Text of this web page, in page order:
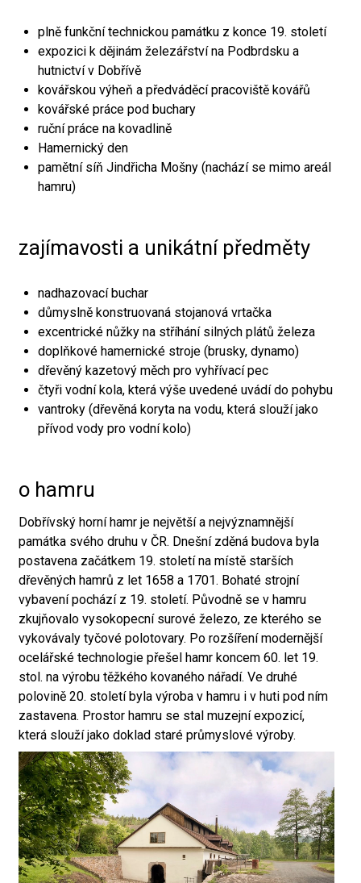
plně funkční technickou památku z konce 19. století
expozici k dějinám železářství na Podbrdsku a
hutnictví v Dobřívě
kovářskou výheň a předváděcí pracoviště kovářů
kovářské práce pod buchary
ruční práce na kovadlině
Hamernický den
pamětní síň Jindřicha Mošny (nachází se mimo areál
hamru)
zajímavosti a unikátní předměty
nadhazovací buchar
důmyslně konstruovaná stojanová vrtačka
excentrické nůžky na stříhání silných plátů železa
doplňkové hamernické stroje (brusky, dynamo)
dřevěný kazetový měch pro vyhřívací pec
čtyři vodní kola, která výše uvedené uvádí do pohybu
vantroky (dřevěná koryta na vodu, která slouží jako
přívod vody pro vodní kolo)
o hamru
Dobřívský horní hamr je největší a nejvýznamnější
památka svého druhu v ČR. Dnešní zděná budova byla
postavena začátkem 19. století na místě starších
dřevěných hamrů z let 1658 a 1701. Bohaté strojní
vybavení pochází z 19. století. Původně se v hamru
zkujňovalo vysokopecní surové železo, ze kterého se
vykovávaly tyčové polotovary. Po rozšíření modernější
ocelářské technologie přešel hamr koncem 60. let 19.
stol. na výrobu těžkého kovaného nářadí. Ve druhé
polovině 20. století byla výroba v hamru i v huti pod ním
zastavena. Prostor hamru se stal muzejní expozicí,
která slouží jako doklad staré průmyslové výroby.